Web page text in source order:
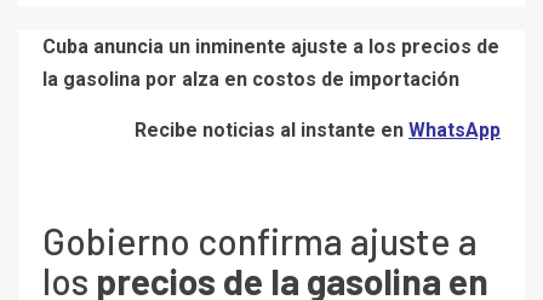
Cuba anuncia un inminente ajuste a los precios de
la gasolina por alza en costos de importación
Recibe noticias al instante en WhatsApp
Gobierno confirma ajuste a
los precios de la gasolina en